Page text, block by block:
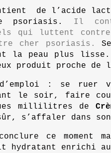
de l’acide
psoriasis. Il
qui luttent
cher psoriasis.
la peau plus
produit proche de
d’emploi : se
le soir, faire
millilitres de
s’affaler dans
ce moment
hydratant enrichi au